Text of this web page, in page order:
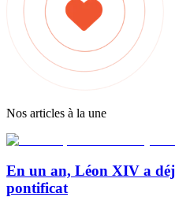
Nos articles à la une
En un an, Léon XIV a
pontificat